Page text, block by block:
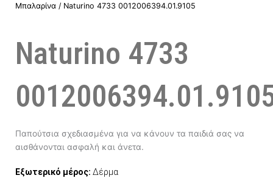
Μπαλαρίνα / Naturino 4733 0012006394.01.9105
Naturino 4733
Παπούτσια σχεδιασμένα για να κάνουν τα παιδιά σας να
αισθάνονται ασφαλή και άνετα.
Εξωτερικό μέρος: Δέρμα